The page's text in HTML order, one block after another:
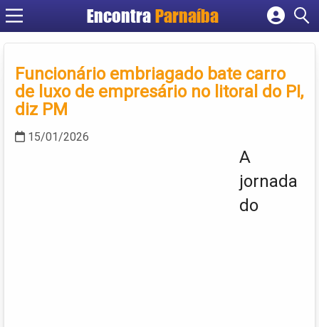
Encontra Parnaíba
Cadastrar empresa
Criar conta
Funcionário embriagado bate carro
de luxo de empresário no litoral do PI,
diz PM
15/01/2026
A
jornada
do